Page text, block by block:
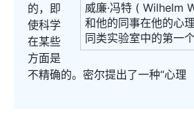
威廉·冯特 ( Wilhelm
和他的同事在他的心
同类实验室中的第一个
的，即
使科学
在某些
方面是
不精确的。密尔提出了一种“心理